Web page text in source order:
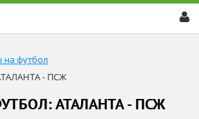
на футбол
- ПСЖ
АТАЛАНТА - ПСЖ